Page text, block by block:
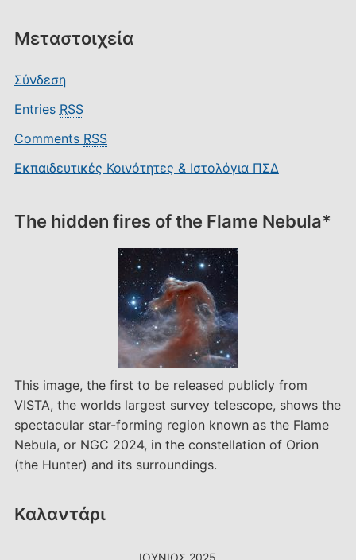
Μεταστοιχεία
Σύνδεση
Entries RSS
Comments RSS
Εκπαιδευτικές Κοινότητες & Ιστολόγια ΠΣΔ
The hidden fires of the Flame Nebula*
This image, the first to be released publicly from
VISTA, the worlds largest survey telescope, shows the
spectacular star-forming region known as the Flame
Nebula, or NGC 2024, in the constellation of Orion
(the Hunter) and its surroundings.
Καλαντάρι
ΙΟΎΝΙΟΣ 2025